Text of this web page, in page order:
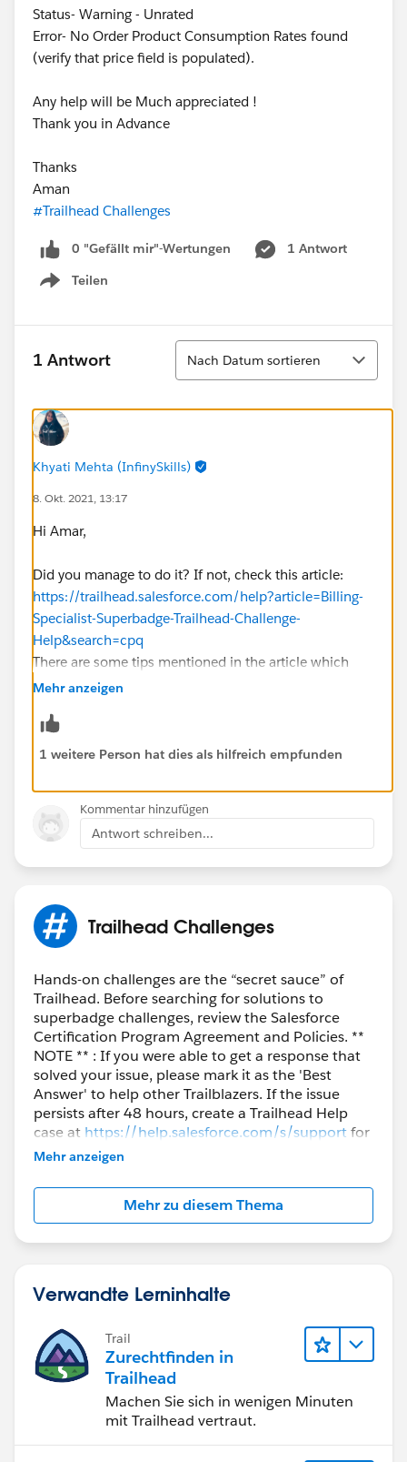
Status- Warning - Unrated
Error- No Order Product Consumption Rates found
(verify that price field is populated).
Any help will be Much appreciated !
Thank you in Advance
Thanks
Aman
#Trailhead Challenges
0 "Gefällt mir"-Wertungen
1 Antwort
Teilen
Show menu
1 Antwort
Sortieren
Nach Datum sortieren
Khyati Mehta (InfinySkills)
8. Okt. 2021, 13:17
Hi Amar,
Did you manage to do it? If not, check this article:
https://trailhead.salesforce.com/help?article=Billing-
Specialist-Superbadge-Trailhead-Challenge-
Help&search=cpq
There are some tips mentioned in the article which
would help you troubleshoot your error!
Mehr anzeigen
1 weitere Person hat dies als hilfreich empfunden
Kommentar hinzufügen
Antwort schreiben...
Trailhead Challenges
Hands-on challenges are the “secret sauce” of
Trailhead. Before searching for solutions to
superbadge challenges, review the Salesforce
Certification Program Agreement and Policies. **
NOTE ** : If you were able to get a response that
solved your issue, please mark it as the 'Best
Answer' to help other Trailblazers. If the issue
persists after 48 hours, create a Trailhead Help
case at https://help.salesforce.com/s/supportfor
further assistance.
Mehr anzeigen
Mehr zu diesem Thema
Verwandte Lerninhalte
Trail
Zurechtfinden in
Trailhead
Machen Sie sich in wenigen Minuten
mit Trailhead vertraut.